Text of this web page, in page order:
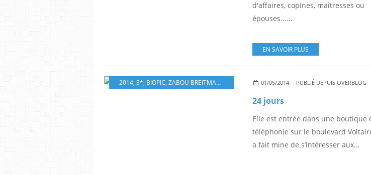
d'affaires, copines, maîtresses ou
épouses......
EN SAVOIR PLUS
2014, 3*, BIOPIC, ZABOU BREITMAN PASCAL ELBÉ,JACQUES GAMBLIN,SYLVIE TESTUD,
01/05/2014 PUBLIÉ DEPUIS OVERBLOG
24 jours
Elle est entrée dans une boutique
téléphonie sur le boulevard
a fait mine de s’intéresser aux...